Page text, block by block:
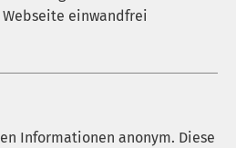
einwandfrei
Informationen anonym. Diese